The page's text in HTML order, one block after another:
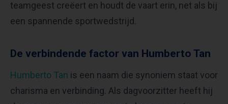
teamgeest creëert en houdt de vaart erin, net als bij
een spannende sportwedstrijd.
De verbindende factor van Humberto Tan
Humberto Tan is een naam die synoniem staat voor
charisma en verbinding. Als dagvoorzitter heeft hij